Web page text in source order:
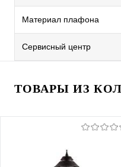
Материал плафона
Сервисный центр
ТОВАРЫ ИЗ